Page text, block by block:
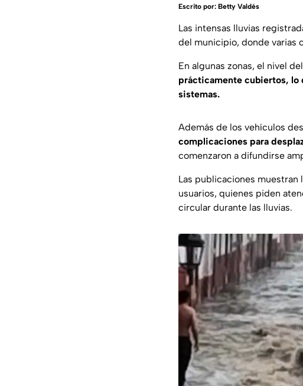
Escrito por: Betty Valdés
Las intensas lluvias
del municipio, donde varias
En algunas zonas, el nivel del
prácticamente cubiertos, lo
sistemas.
Además de los vehículos
complicaciones para
comenzaron a difundirse
Las publicaciones
usuarios, quienes piden
circular durante las lluvias.